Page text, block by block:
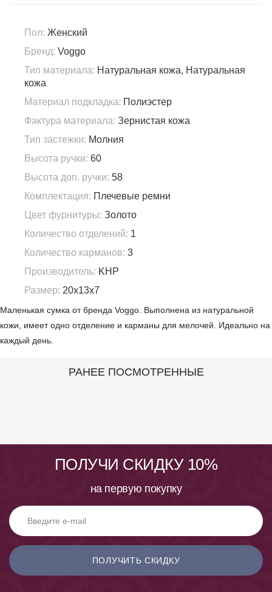
Пол: Женский
Бренд: Voggo
Тип материала: Натуральная кожа, Натуральная
кожа
Материал подкладка: Полиэстер
Фактура материала: Зернистая кожа
Тип застежки: Молния
Высота ручки: 60
Высота доп. ручки: 58
Комплектация: Плечевые ремни
Цвет фурнитуры: Золото
Количество отделений: 1
Количество карманов: 3
Производитель: KHP
Размер: 20х13х7
Маленькая сумка от бренда Voggo. Выполнена из натуральной
кожи, имеет одно отделение и карманы для мелочей. Идеально на
каждый день.
РАНЕЕ ПОСМОТРЕННЫЕ
ПОЛУЧИ СКИДКУ 10%
на первую покупку
ПОЛУЧИТЬ СКИДКУ